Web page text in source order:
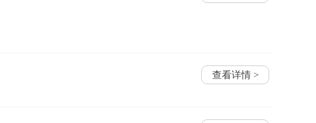
查看详情 >